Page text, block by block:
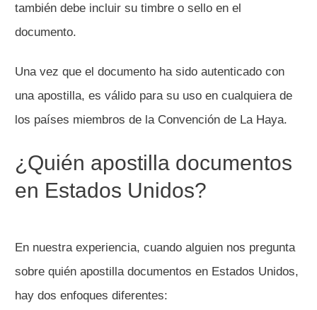
también debe incluir su timbre o sello en el
documento.
Una vez que el documento ha sido autenticado con
una apostilla, es válido para su uso en cualquiera de
los países miembros de la Convención de La Haya.
¿Quién apostilla documentos
en Estados Unidos?
En nuestra experiencia, cuando alguien nos pregunta
sobre quién apostilla documentos en Estados Unidos,
hay dos enfoques diferentes: